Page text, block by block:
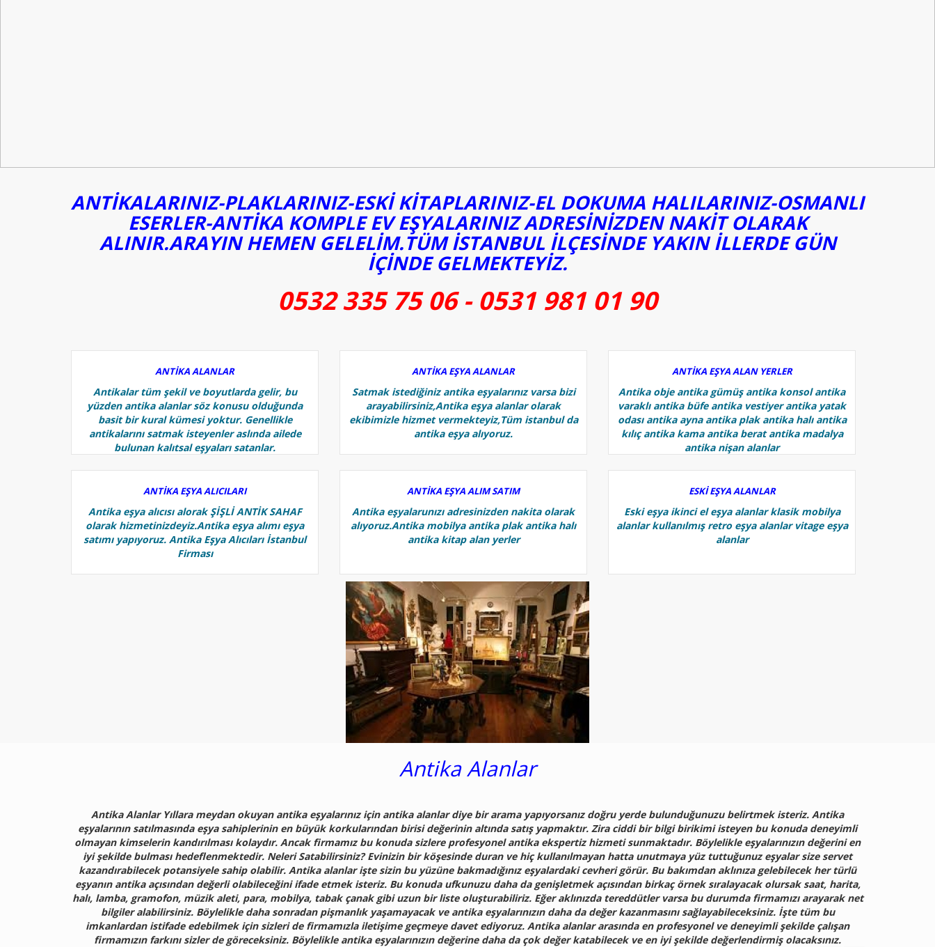
ANTİKALARINIZ-PLAKLARINIZ-ESKİ KİTAPLARINIZ-EL DOKUMA HALILARINIZ-OSMANLI
ESERLER-ANTİKA KOMPLE EV EŞYALARINIZ ADRESİNİZDEN NAKİT OLARAK
ALINIR.ARAYIN HEMEN GELELİM.TÜM İSTANBUL İLÇESİNDE YAKIN İLLERDE GÜN
İÇİNDE GELMEKTEYİZ.
0532 335 75 06 - 0531 981 01 90
ANTİKA ALANLAR
Antikalar tüm şekil ve boyutlarda gelir, bu
yüzden antika alanlar söz konusu olduğunda
basit bir kural kümesi yoktur. Genellikle
antikalarını satmak isteyenler aslında ailede
bulunan kalıtsal eşyaları satanlar.
ANTİKA EŞYA ALANLAR
Satmak istediğiniz antika eşyalarınız varsa bizi
arayabilirsiniz,Antika eşya alanlar olarak
ekibimizle hizmet vermekteyiz,Tüm istanbul da
antika eşya alıyoruz.
ANTİKA EŞYA ALAN YERLER
Antika obje antika gümüş antika konsol antika
varaklı antika büfe antika vestiyer antika yatak
odası antika ayna antika plak antika halı antika
kılıç antika kama antika berat antika madalya
antika nişan alanlar
ANTİKA EŞYA ALICILARI
Antika eşya alıcısı alorak ŞİŞLİ ANTİK SAHAF
olarak hizmetinizdeyiz.Antika eşya alımı eşya
satımı yapıyoruz. Antika Eşya Alıcıları İstanbul
Firması
ANTİKA EŞYA ALIM SATIM
Antika eşyalarunızı adresinizden nakita olarak
alıyoruz.Antika mobilya antika plak antika halı
antika kitap alan yerler
ESKİ EŞYA ALANLAR
Eski eşya ikinci el eşya alanlar klasik mobilya
alanlar kullanılmış retro eşya alanlar vitage eşya
alanlar
Antika Alanlar
Antika Alanlar Yıllara meydan okuyan antika eşyalarınız için antika alanlar diye bir arama yapıyorsanız doğru yerde bulunduğunuzu belirtmek isteriz. Antika
eşyalarının satılmasında eşya sahiplerinin en büyük korkularından birisi değerinin altında satış yapmaktır. Zira ciddi bir bilgi birikimi isteyen bu konuda deneyimli
olmayan kimselerin kandırılması kolaydır. Ancak firmamız bu konuda sizlere profesyonel antika ekspertiz hizmeti sunmaktadır. Böylelikle eşyalarınızın değerini en
iyi şekilde bulması hedeflenmektedir. Neleri Satabilirsiniz? Evinizin bir köşesinde duran ve hiç kullanılmayan hatta unutmaya yüz tuttuğunuz eşyalar size servet
kazandırabilecek potansiyele sahip olabilir. Antika alanlar işte sizin bu yüzüne bakmadığınız eşyalardaki cevheri görür. Bu bakımdan aklınıza gelebilecek her türlü
eşyanın antika açısından değerli olabileceğini ifade etmek isteriz. Bu konuda ufkunuzu daha da genişletmek açısından birkaç örnek sıralayacak olursak saat, harita,
halı, lamba, gramofon, müzik aleti, para, mobilya, tabak çanak gibi uzun bir liste oluşturabiliriz. Eğer aklınızda tereddütler varsa bu durumda firmamızı arayarak net
bilgiler alabilirsiniz. Böylelikle daha sonradan pişmanlık yaşamayacak ve antika eşyalarınızın daha da değer kazanmasını sağlayabileceksiniz. İşte tüm bu
imkanlardan istifade edebilmek için sizleri de firmamızla iletişime geçmeye davet ediyoruz. Antika alanlar arasında en profesyonel ve deneyimli şekilde çalışan
firmamızın farkını sizler de göreceksiniz. Böylelikle antika eşyalarınızın değerine daha da çok değer katabilecek ve en iyi şekilde değerlendirmiş olacaksınız.